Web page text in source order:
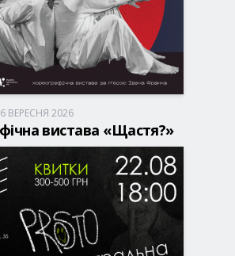
Запоріжжя, 18:00
Театр VIE
300 грн
КВИТКИ
ВЕРЕСНЯ 2026
вистава «Щастя?»